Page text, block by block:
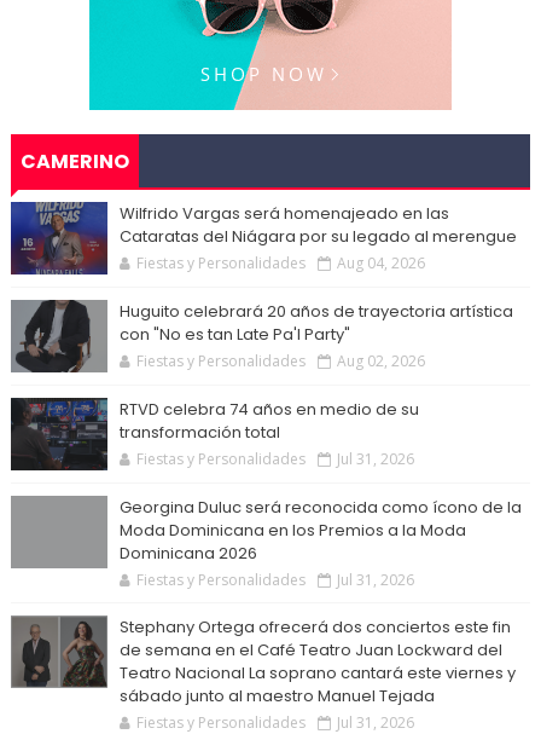
CAMERINO
Wilfrido Vargas será homenajeado en las
Cataratas del Niágara por su legado al merengue
Fiestas y Personalidades Aug 04, 2026
Huguito celebrará 20 años de trayectoria artística
con "No es tan Late Pa'l Party"
Fiestas y Personalidades Aug 02, 2026
RTVD celebra 74 años en medio de su
transformación total
Fiestas y Personalidades Jul 31, 2026
Georgina Duluc será reconocida como ícono de la
Moda Dominicana en los Premios a la Moda
Dominicana 2026
Fiestas y Personalidades Jul 31, 2026
Stephany Ortega ofrecerá dos conciertos este fin
de semana en el Café Teatro Juan Lockward del
Teatro Nacional La soprano cantará este viernes y
sábado junto al maestro Manuel Tejada
Fiestas y Personalidades Jul 31, 2026